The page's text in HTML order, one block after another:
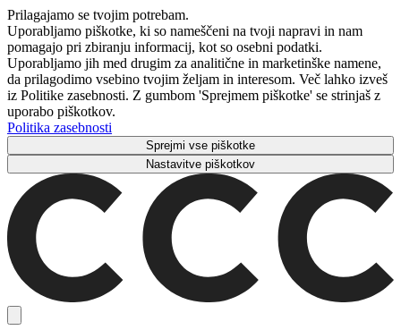
Prilagajamo se tvojim potrebam.
Uporabljamo piškotke, ki so nameščeni na tvoji napravi in ​​nam
pomagajo pri zbiranju informacij, kot so osebni podatki.
Uporabljamo jih med drugim za analitične in marketinške namene,
da prilagodimo vsebino tvojim željam in interesom. Več lahko izveš
iz Politike zasebnosti. Z gumbom 'Sprejmem piškotke' se strinjaš z
uporabo piškotkov.
Politika zasebnosti
Sprejmi vse piškotke
Nastavitve piškotkov